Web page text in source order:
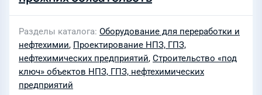
Разделы каталога Оборудование для переработки и
нефтехимии, Проектирование НПЗ, ГПЗ,
нефтехимических предприятий, Строительство «под
ключ» объектов НПЗ, ГПЗ, нефтехимических
предприятий